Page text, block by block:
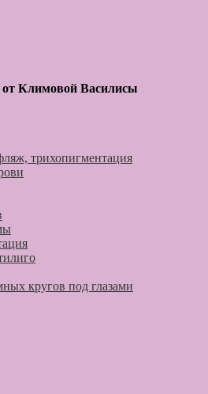
Климовой Василисы
трихопигментация
кругов под глазами